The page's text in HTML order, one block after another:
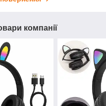
компанії